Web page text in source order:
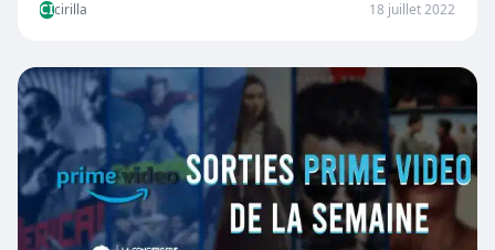
CIcirilla 18 juillet 2022